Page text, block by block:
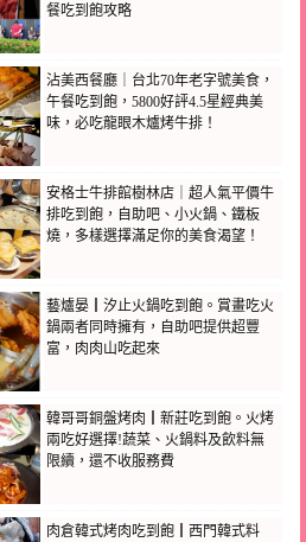
餐吃到飽攻略
沾美西餐廳｜台北70年老字號美食，
午餐吃到飽，5800好評4.5星經典美
味，必吃龍眼木爐烤牛排！
安格士牛排館樹林店｜超人氣平價牛
排吃到飽，自助吧、小火鍋、鐵板
燒，多樣選擇滿足你的美食渴望！
藝爐晏┃汐止火鍋吃到飽。賞畫吃火
鍋兩者同時擁有，自助吧提供超豐
富，肉肉山吃起來
韓哥哥銅盤烤肉┃新莊吃到飽。火烤
兩吃好選擇!蔬菜、火鍋料及飲料無
限續，還不收服務費
肉倉韓式烤肉吃到飽┃西門韓式料